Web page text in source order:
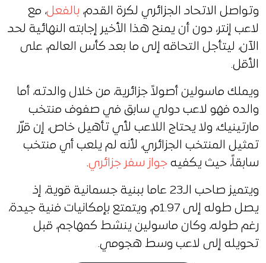
وتواصل الاتحاد الجزائري لكرة القدم، بالفعل، مع
لاعب إنتر، دون أن يمنح هذا الأخير إجابته النهائية لحد
الآن، ليتأجل التحاقه إلى ما بعد كأس العالم، على
الأقل.
ويملك ماسولين أصولاً جزائرية، من خلال والدته، أما
والده فهو لاعب دولي سابق في صفوف منتخب
مارتينيك، ولا يحتاج اللاعب لأي تأهيل خاص، إن قرّر
تمثيل المنتخب الجزائري، لأنه لم يلعب أي منتخب
سابقاً، حيث يكفيه جواز سفر جزائري.
ويتميز صاحب الـ23 عاما ببنية جسمانية قوية، إذ
يصل طوله إلى 1.97م، ويتمتع بإمكانيات فنية جيدة،
رغم طوله، وكان ماسولين ينشط كمهاجم، قبل
تحويله إلى لاعب وسط هجومي.